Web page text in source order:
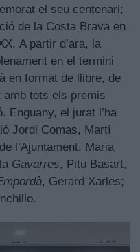
el seu centenari;
de la Costa Brava en
A partir d’ara, la
en el termini
en format de llibre, de
amb tots els premis
Enguany, el jurat l’ha
Jordi Comas, Martí
l’Ajuntament, Maria
Gavarres, Pitu Basart,
, Gerard Xarles;